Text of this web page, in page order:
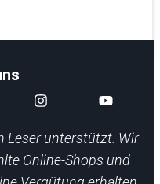
Leser unterstützt. Wir
Online-Shops und